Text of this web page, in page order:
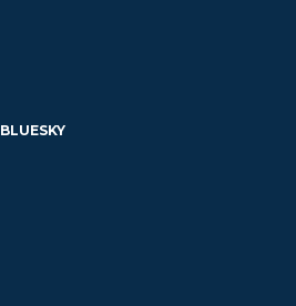
BLUESKY